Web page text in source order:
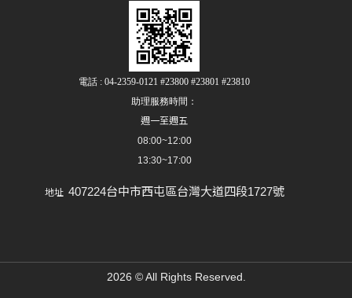
電話 : 04-2359-0121 #23800 #23801 #23810
助理服務時間：
週一至週五
08:00~12:00
13:30~17:00
地址 407224台中市西屯區台灣大道四段1727號
2026 © All Rights Reserved.